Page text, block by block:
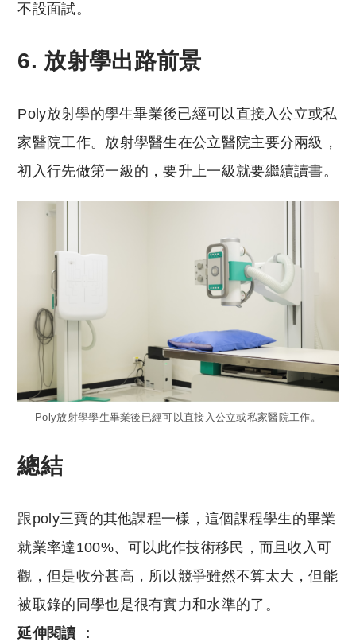
不設面試。
6. 放射學出路前景
Poly放射學的學生畢業後已經可以直接入公立或私
家醫院工作。放射學醫生在公立醫院主要分兩級，
初入行先做第一級的，要升上一級就要繼續讀書。
Poly放射學學生畢業後已經可以直接入公立或私家醫院工作。
總結
跟poly三寶的其他課程一樣，這個課程學生的畢業
就業率達100%、可以此作技術移民，而且收入可
觀，但是收分甚高，所以競爭雖然不算太大，但能
被取錄的同學也是很有實力和水準的了。
延伸閱讀 ：